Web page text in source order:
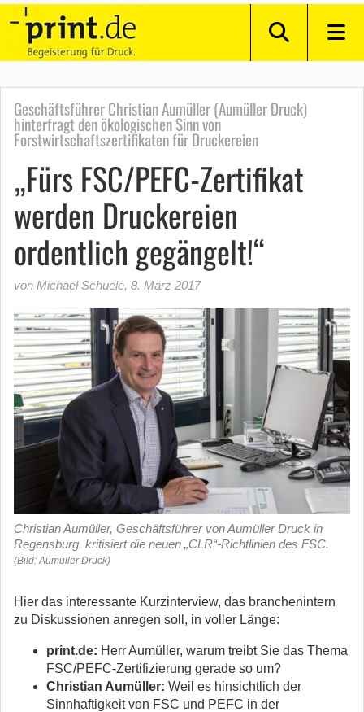
Geschäftsführer Christian Aumüller (Aumüller Druck)
hinterfragt den ökologischen Sinn von
Forstwirtschaftszertifikaten für Druckereien
„Fürs FSC/PEFC-Zertifikat
werden Druckereien
ordentlich gegängelt!“
von Michael Schuele, 8. März 2017
Christian Aumüller, Geschäftsführer von Aumüller Druck in
Regensburg, kritisiert die neuen „CLR“-Richtlinien des FSC.
(Bild: Aumüller Druck)
Hier das interessante Kurzinterview, das branchenintern
zu Diskussionen anregen soll, in voller Länge:
print.de: Herr Aumüller, warum treibt Sie das Thema
FSC/PEFC-Zertifizierung gerade so um?
Christian Aumüller: Weil es hinsichtlich der
Sinnhaftigkeit von FSC und PEFC in der